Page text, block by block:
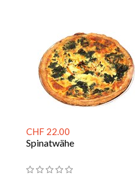
CHF 22.00
Spinatwähe